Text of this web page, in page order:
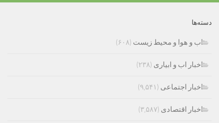
دسته‌ها
اب و هوا و محیط زیست (۶۰۸)
اخبار اب و ابیاری (۲۳۸)
اخبار اجتماعی (۹,۵۴۱)
اخبار اقتصادی (۳,۵۸۷)